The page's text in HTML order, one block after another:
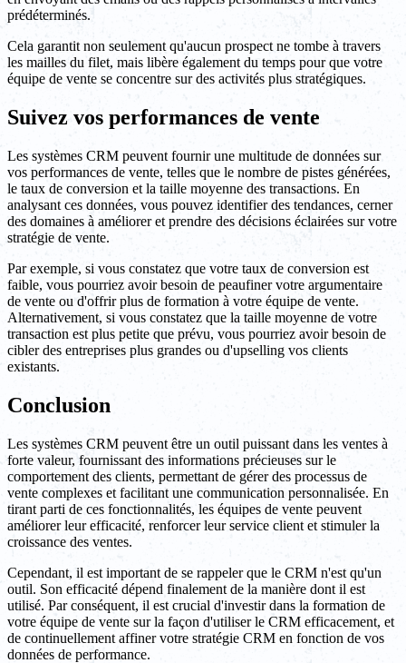
prédéterminés.
Cela garantit non seulement qu'aucun prospect ne tombe à travers
les mailles du filet, mais libère également du temps pour que votre
équipe de vente se concentre sur des activités plus stratégiques.
Suivez vos performances de vente
Les systèmes CRM peuvent fournir une multitude de données sur
vos performances de vente, telles que le nombre de pistes générées,
le taux de conversion et la taille moyenne des transactions. En
analysant ces données, vous pouvez identifier des tendances, cerner
des domaines à améliorer et prendre des décisions éclairées sur votre
stratégie de vente.
Par exemple, si vous constatez que votre taux de conversion est
faible, vous pourriez avoir besoin de peaufiner votre argumentaire
de vente ou d'offrir plus de formation à votre équipe de vente.
Alternativement, si vous constatez que la taille moyenne de votre
transaction est plus petite que prévu, vous pourriez avoir besoin de
cibler des entreprises plus grandes ou d'upselling vos clients
existants.
Conclusion
Les systèmes CRM peuvent être un outil puissant dans les ventes à
forte valeur, fournissant des informations précieuses sur le
comportement des clients, permettant de gérer des processus de
vente complexes et facilitant une communication personnalisée. En
tirant parti de ces fonctionnalités, les équipes de vente peuvent
améliorer leur efficacité, renforcer leur service client et stimuler la
croissance des ventes.
Cependant, il est important de se rappeler que le CRM n'est qu'un
outil. Son efficacité dépend finalement de la manière dont il est
utilisé. Par conséquent, il est crucial d'investir dans la formation de
votre équipe de vente sur la façon d'utiliser le CRM efficacement, et
de continuellement affiner votre stratégie CRM en fonction de vos
données de performance.